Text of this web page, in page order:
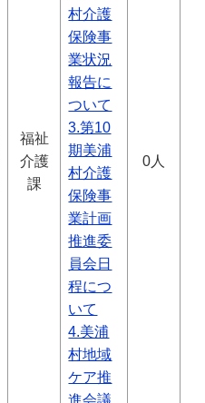
福祉
介護
課
村介護
保険事
業状況
報告に
ついて
3.第10
期美浦
村介護
保険事
業計画
推進委
員会日
程につ
いて
4.美浦
村地域
ケア推
進会議
0人